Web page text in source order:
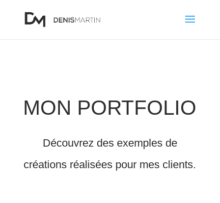
MON PORTFOLIO
Découvrez des exemples de
créations réalisées pour mes clients.